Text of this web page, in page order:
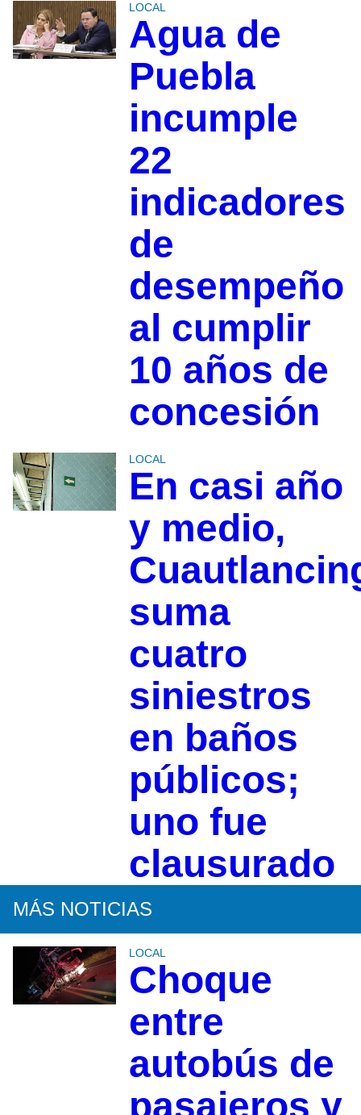
LOCAL
Agua de
Puebla
incumple
22
indicadores
de
desempeño
al cumplir
10 años de
concesión
LOCAL
En casi año
y medio,
suma
cuatro
siniestros
en baños
públicos;
uno fue
clausurado
MÁS NOTICIAS
LOCAL
Choque
entre
autobús de
pasajeros y